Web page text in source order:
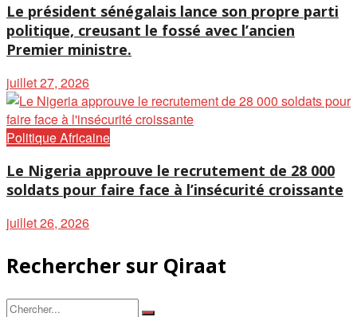
Le président sénégalais lance son propre parti
politique, creusant le fossé avec l’ancien
Premier ministre.
juillet 27, 2026
Politique Africaine
Le Nigeria approuve le recrutement de 28 000
soldats pour faire face à l’insécurité croissante
juillet 26, 2026
Rechercher sur Qiraat